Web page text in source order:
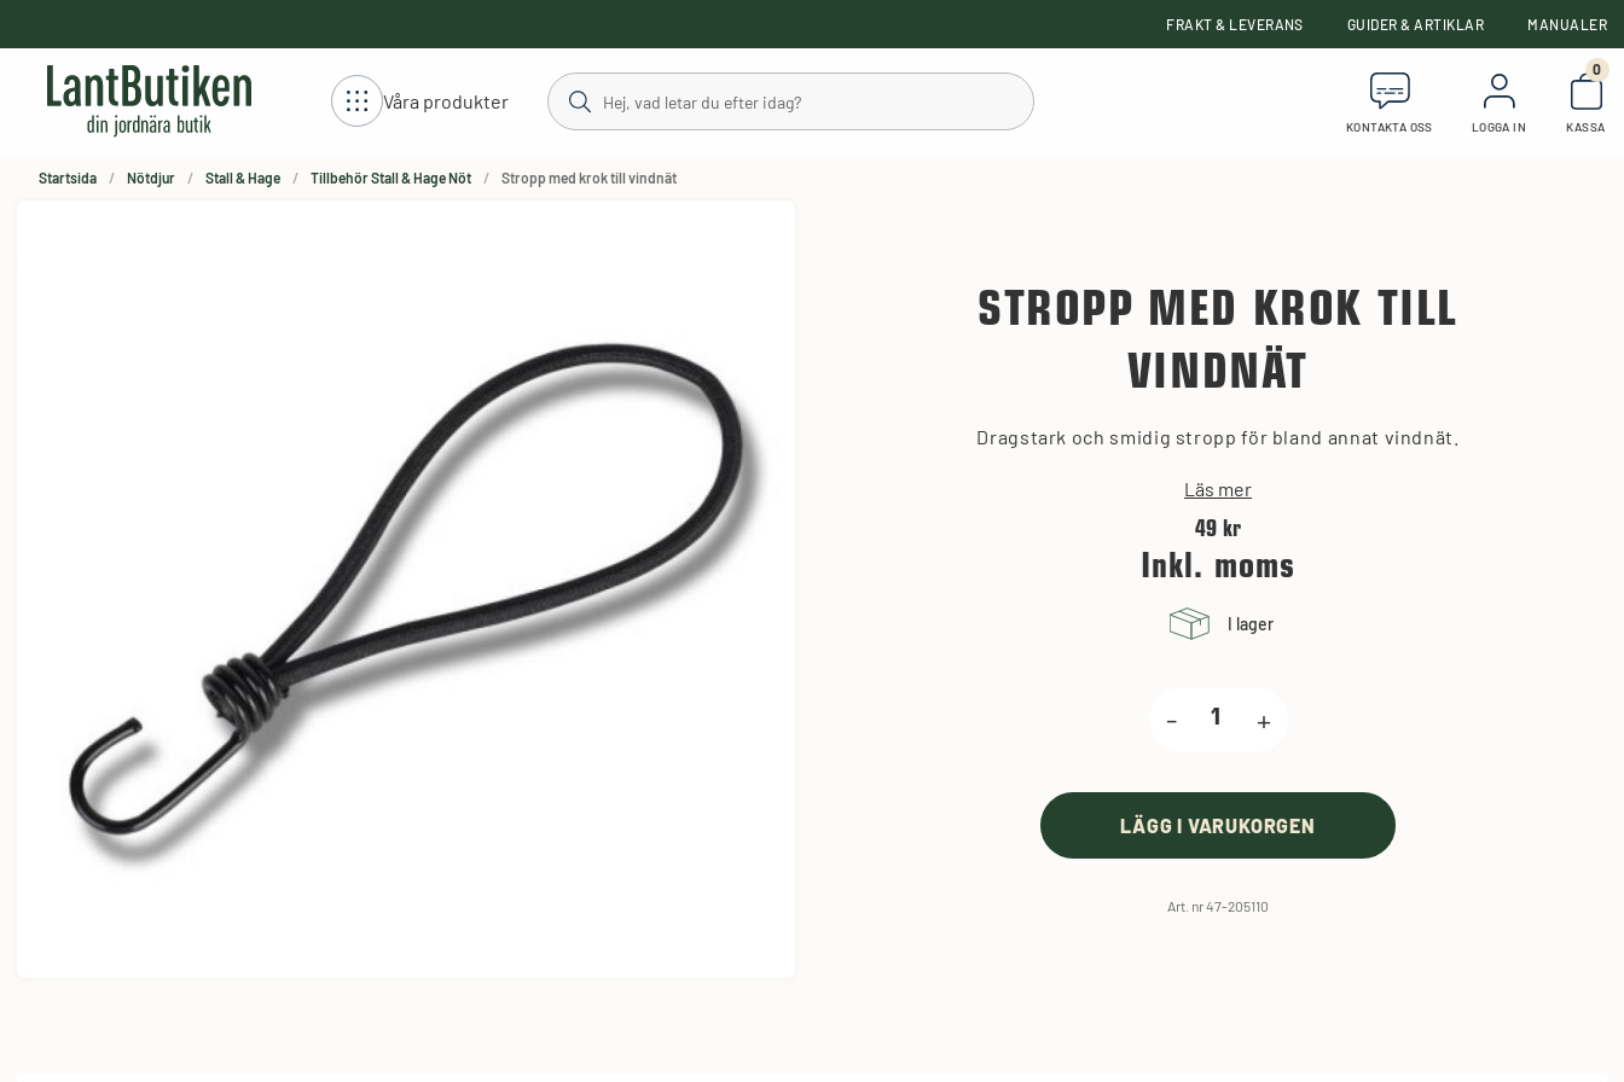
FRAKT & LEVERANS GUIDER & ARTIKLAR MANUALER
Våra produkter
KONTAKTA OSS LOGGA IN
0
KASSA
Startsida Nötdjur Stall & Hage Tillbehör Stall & Hage Nöt Stropp med krok till vindnät
STROPP MED KROK TILL
VINDNÄT
Dragstark och smidig stropp för bland annat vindnät.
Läs mer
49 kr
Inkl. moms
I lager
- +
LÄGG I VARUKORGEN
Art. nr 47-205110